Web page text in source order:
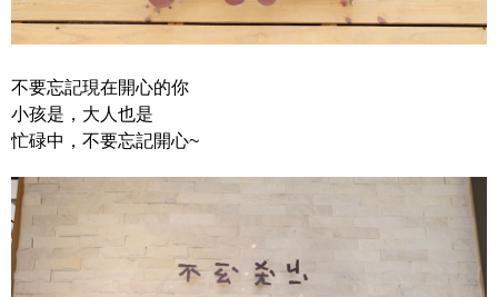
不要忘記現在開心的你
小孩是，大人也是
忙碌中，不要忘記開心~